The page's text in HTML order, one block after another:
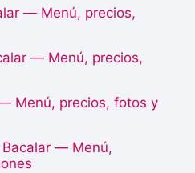
— Menú, precios,
— Menú, precios,
Menú, precios, fotos y
— Menú,